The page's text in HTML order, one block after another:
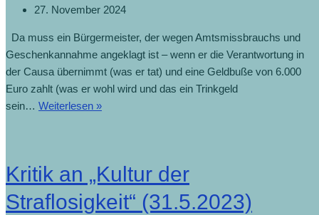
27. November 2024
Da muss ein Bürgermeister, der wegen Amtsmissbrauchs und
Geschenkannahme angeklagt ist – wenn er die Verantwortung in
der Causa übernimmt (was er tat) und eine Geldbuße von 6.000
Euro zahlt (was er wohl wird und das ein Trinkgeld
sein… Weiterlesen »Umwidmung
Diversion
Kritik an „Kultur der
Straflosigkeit“ (31.5.2023)